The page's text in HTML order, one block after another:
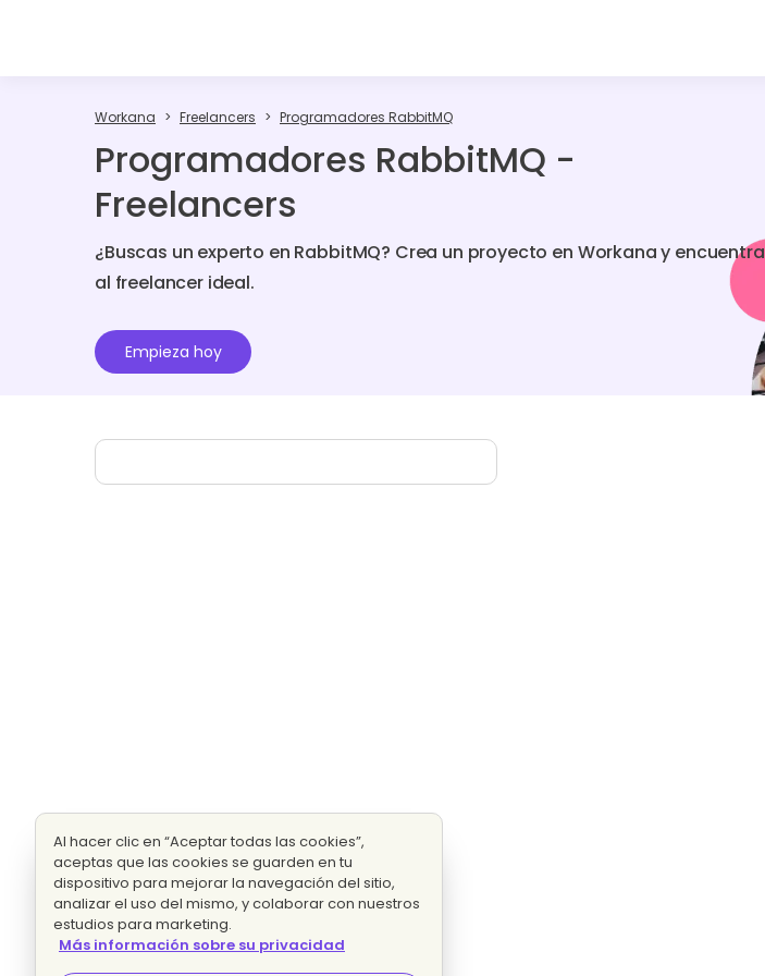
Workana Freelancers Programadores RabbitMQ
Programadores RabbitMQ -
Freelancers
¿Buscas un experto en RabbitMQ? Crea un proyecto en Workana y encuentra
al freelancer ideal.
Empieza hoy
Al hacer clic en “Aceptar todas las cookies”,
aceptas que las cookies se guarden en tu
dispositivo para mejorar la navegación del sitio,
analizar el uso del mismo, y colaborar con nuestros
estudios para marketing.
Más información sobre su privacidad